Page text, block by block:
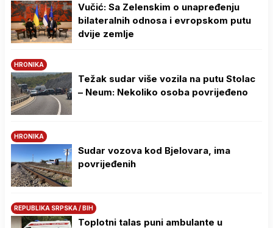
Vučić: Sa Zelenskim o unapređenju
bilateralnih odnosa i evropskom putu
dvije zemlje
HRONIKA
Težak sudar više vozila na putu Stolac
– Neum: Nekoliko osoba povrijeđeno
HRONIKA
Sudar vozova kod Bjelovara, ima
povrijeđenih
REPUBLIKA SRPSKA / BIH
Toplotni talas puni ambulante u